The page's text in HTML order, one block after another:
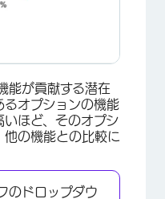
能が貢献する潜在
るオプションの機能
ほど、そのオプシ
他の機能との比較に
のドロップダウ